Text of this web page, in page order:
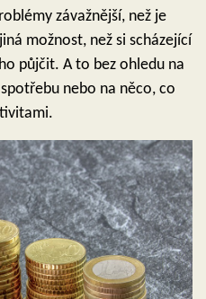
závažnější, než je
možnost, než si scházející
půjčit. A to bez ohledu na
nebo na něco, co